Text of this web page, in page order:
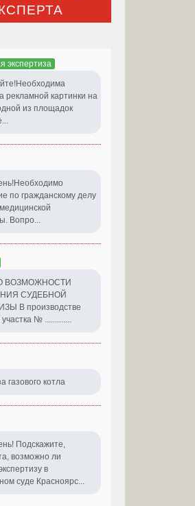
экспертиза
рекламной картинки на
из площадок
по гражданскому делу
Вопро...
ВОЗМОЖНОСТИ
СУДЕБНОЙ
В производстве
участка № .............
газового котла
Подскажите,
возможно ли
в
суде Красноярс...